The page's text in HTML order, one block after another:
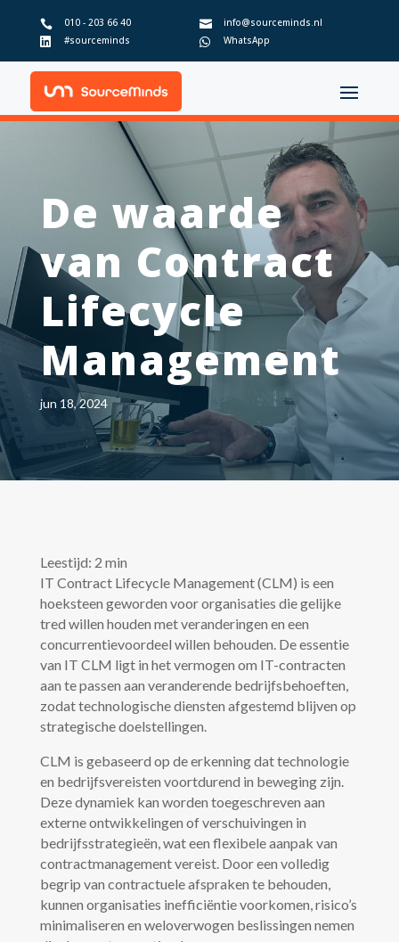

010 - 203 66 40

#sourceminds

info@sourceminds.nl

WhatsApp
De waarde
van Contract
Lifecycle
Management
jun 18, 2024
Leestijd: 2 min
IT Contract Lifecycle Management (CLM) is een
hoeksteen geworden voor organisaties die gelijke
tred willen houden met veranderingen en een
concurrentievoordeel willen behouden. De essentie
van IT CLM ligt in het vermogen om IT-contracten
aan te passen aan veranderende bedrijfsbehoeften,
zodat technologische diensten afgestemd blijven op
strategische doelstellingen.
CLM is gebaseerd op de erkenning dat technologie
en bedrijfsvereisten voortdurend in beweging zijn.
Deze dynamiek kan worden toegeschreven aan
externe ontwikkelingen of verschuivingen in
bedrijfsstrategieën, wat een flexibele aanpak van
contractmanagement vereist. Door een volledig
begrip van contractuele afspraken te behouden,
kunnen organisaties inefficiëntie voorkomen, risico’s
minimaliseren en weloverwogen beslissingen nemen